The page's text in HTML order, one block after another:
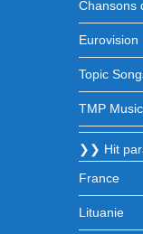
Chansons
Eurovision
Topic
TMP
❯❯ Hit
France
Lituanie